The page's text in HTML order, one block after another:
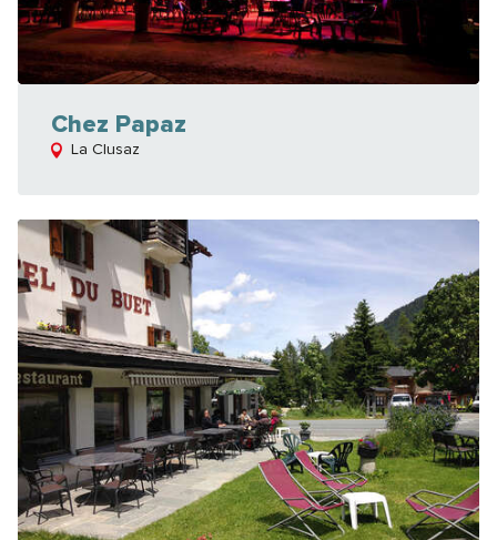
Chez Papaz
La Clusaz